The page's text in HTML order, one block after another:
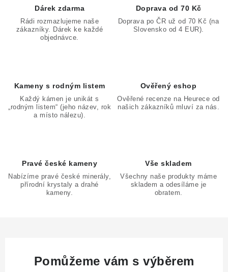
y
s
Dárek zdarma
Rádi rozmazlujeme naše
zákazníky. Dárek ke každé
objednávce.
Doprava od 70 Kč
Doprava po ČR už od 70 Kč (na
Slovensko od 4 EUR).
Kameny s rodným listem
Každý kámen je unikát s
„rodným listem“ (jeho název, rok
a místo nálezu).
Ověřený eshop
Ověřené recenze na Heurece od
našich zákazníků mluví za nás.
Pravé české kameny
Nabízíme pravé české minerály,
přírodní krystaly a drahé
kameny.
Vše skladem
Všechny naše produkty máme
skladem a odesíláme je
obratem.
Pomůžeme vám s výběrem